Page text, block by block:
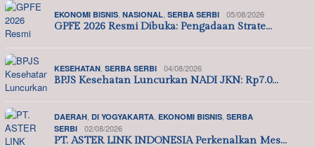
EKONOMI BISNIS NASIONAL SERBA SERBI 05/08/2026
GPFE 2026 Resmi Dibuka: Pengadaan Strate…
KESEHATAN SERBA SERBI 04/08/2026
BPJS Kesehatan Luncurkan NADI JKN: Rp7.0…
DAERAH DI YOGYAKARTA EKONOMI BISNIS SERBA
SERBI
02/08/2026
PT. ASTER LINK INDONESIA Perkenalkan Mes…